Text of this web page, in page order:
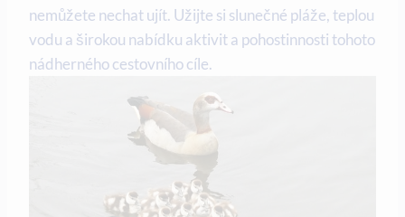
nemůžete nechat ujít. Užijte si slunečné pláže, teplou
vodu a širokou nabídku aktivit a pohostinnosti tohoto
nádherného cestovního cíle.